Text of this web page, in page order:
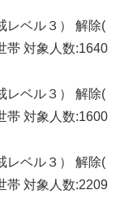
レベル３） 解除(
帯 対象人数:1640
レベル３） 解除(
帯 対象人数:1600
レベル３） 解除(
帯 対象人数:2209